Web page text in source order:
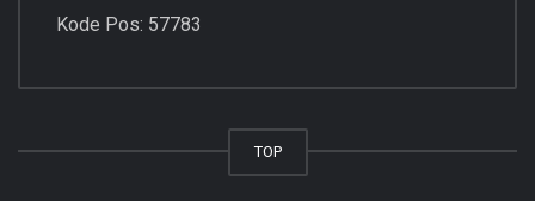
Kode Pos: 57783
TOP